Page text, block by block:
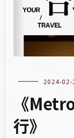
2024-02-
《
行》